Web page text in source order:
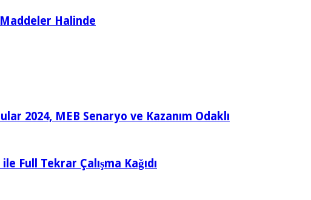
Halinde
2024, MEB Senaryo ve Kazanım Odaklı
Full Tekrar Çalışma Kağıdı